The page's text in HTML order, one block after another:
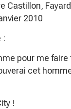
Castillon,
2010
:
pour me faire
cet
!